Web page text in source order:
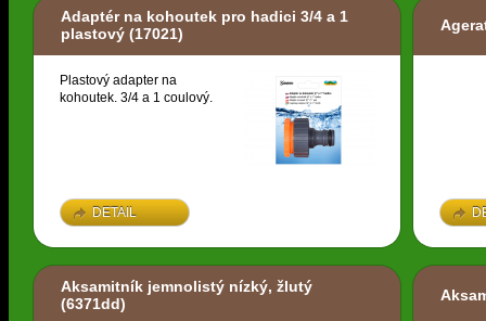
Adaptér na kohoutek pro hadici 3/4 a 1
plastový (17021)
Plastový adapter na
kohoutek. 3/4 a 1 coulový.
DETAIL
Aksamitník jemnolistý nízký, žlutý
(6371dd)